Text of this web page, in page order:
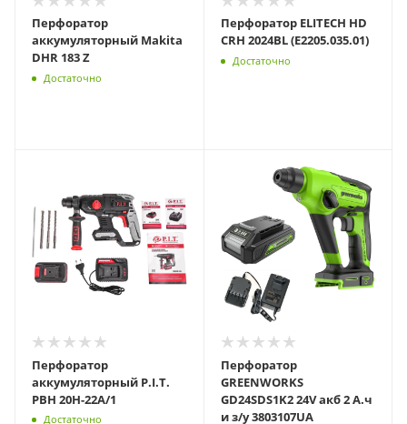
Перфоратор
аккумуляторный Makita
DHR 183 Z
Достаточно
Перфоратор ELITECH HD
CRH 2024BL (E2205.035.01)
Достаточно
Перфоратор
аккумуляторный P.I.T.
PBH 20H-22A/1
Достаточно
Перфоратор
GREENWORKS
GD24SDS1K2 24V акб 2 А.ч
и з/у 3803107UA